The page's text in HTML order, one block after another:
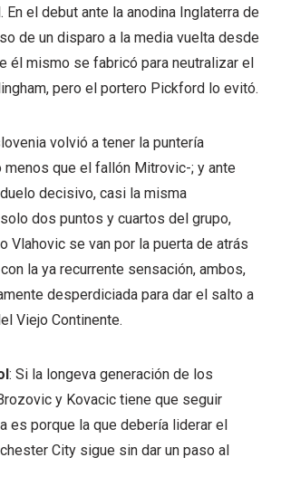
En el debut ante la anodina Inglaterra de
de un disparo a la media vuelta desde
él mismo se fabricó para neutralizar el
pero el portero Pickford lo evitó.
volvió a tener la puntería
menos que el fallón Mitrovic-; y ante
duelo decisivo, casi la misma
dos puntos y cuartos del grupo,
Vlahovic se van por la puerta de atrás
la ya recurrente sensación, ambos,
desperdiciada para dar el salto a
Viejo Continente.
: Si la longeva generación de los
y Kovacic tiene que seguir
es porque la que debería liderar el
City sigue sin dar un paso al